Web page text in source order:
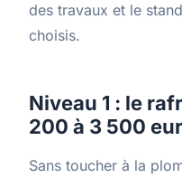
des travaux et le
choisis.
Niveau 1 : le
200 à 3 500
Sans toucher à la